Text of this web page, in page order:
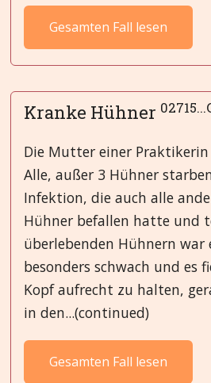
Gesamten Fall lesen
Kranke Hühner
Die Mutter einer
Alle, außer 3 Hühner
Infektion, die auch alle
Hühner befallen hatte und
überlebenden Hühnern war
besonders schwach und es
Kopf aufrecht zu halten,
in den...(continued)
Gesamten Fall lesen